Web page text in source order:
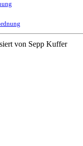
von Sepp Kuffer